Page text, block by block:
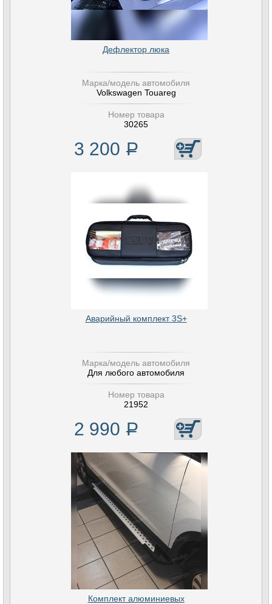
Дефлектор люка
Марка/модель автомобиля
Volkswagen Touareg
Номер товара
30265
3 200 Р
Аварийный комплект 3S+
Марка/модель автомобиля
Для любого автомобиля
Номер товара
21952
2 990 Р
Комплект алюминиевых